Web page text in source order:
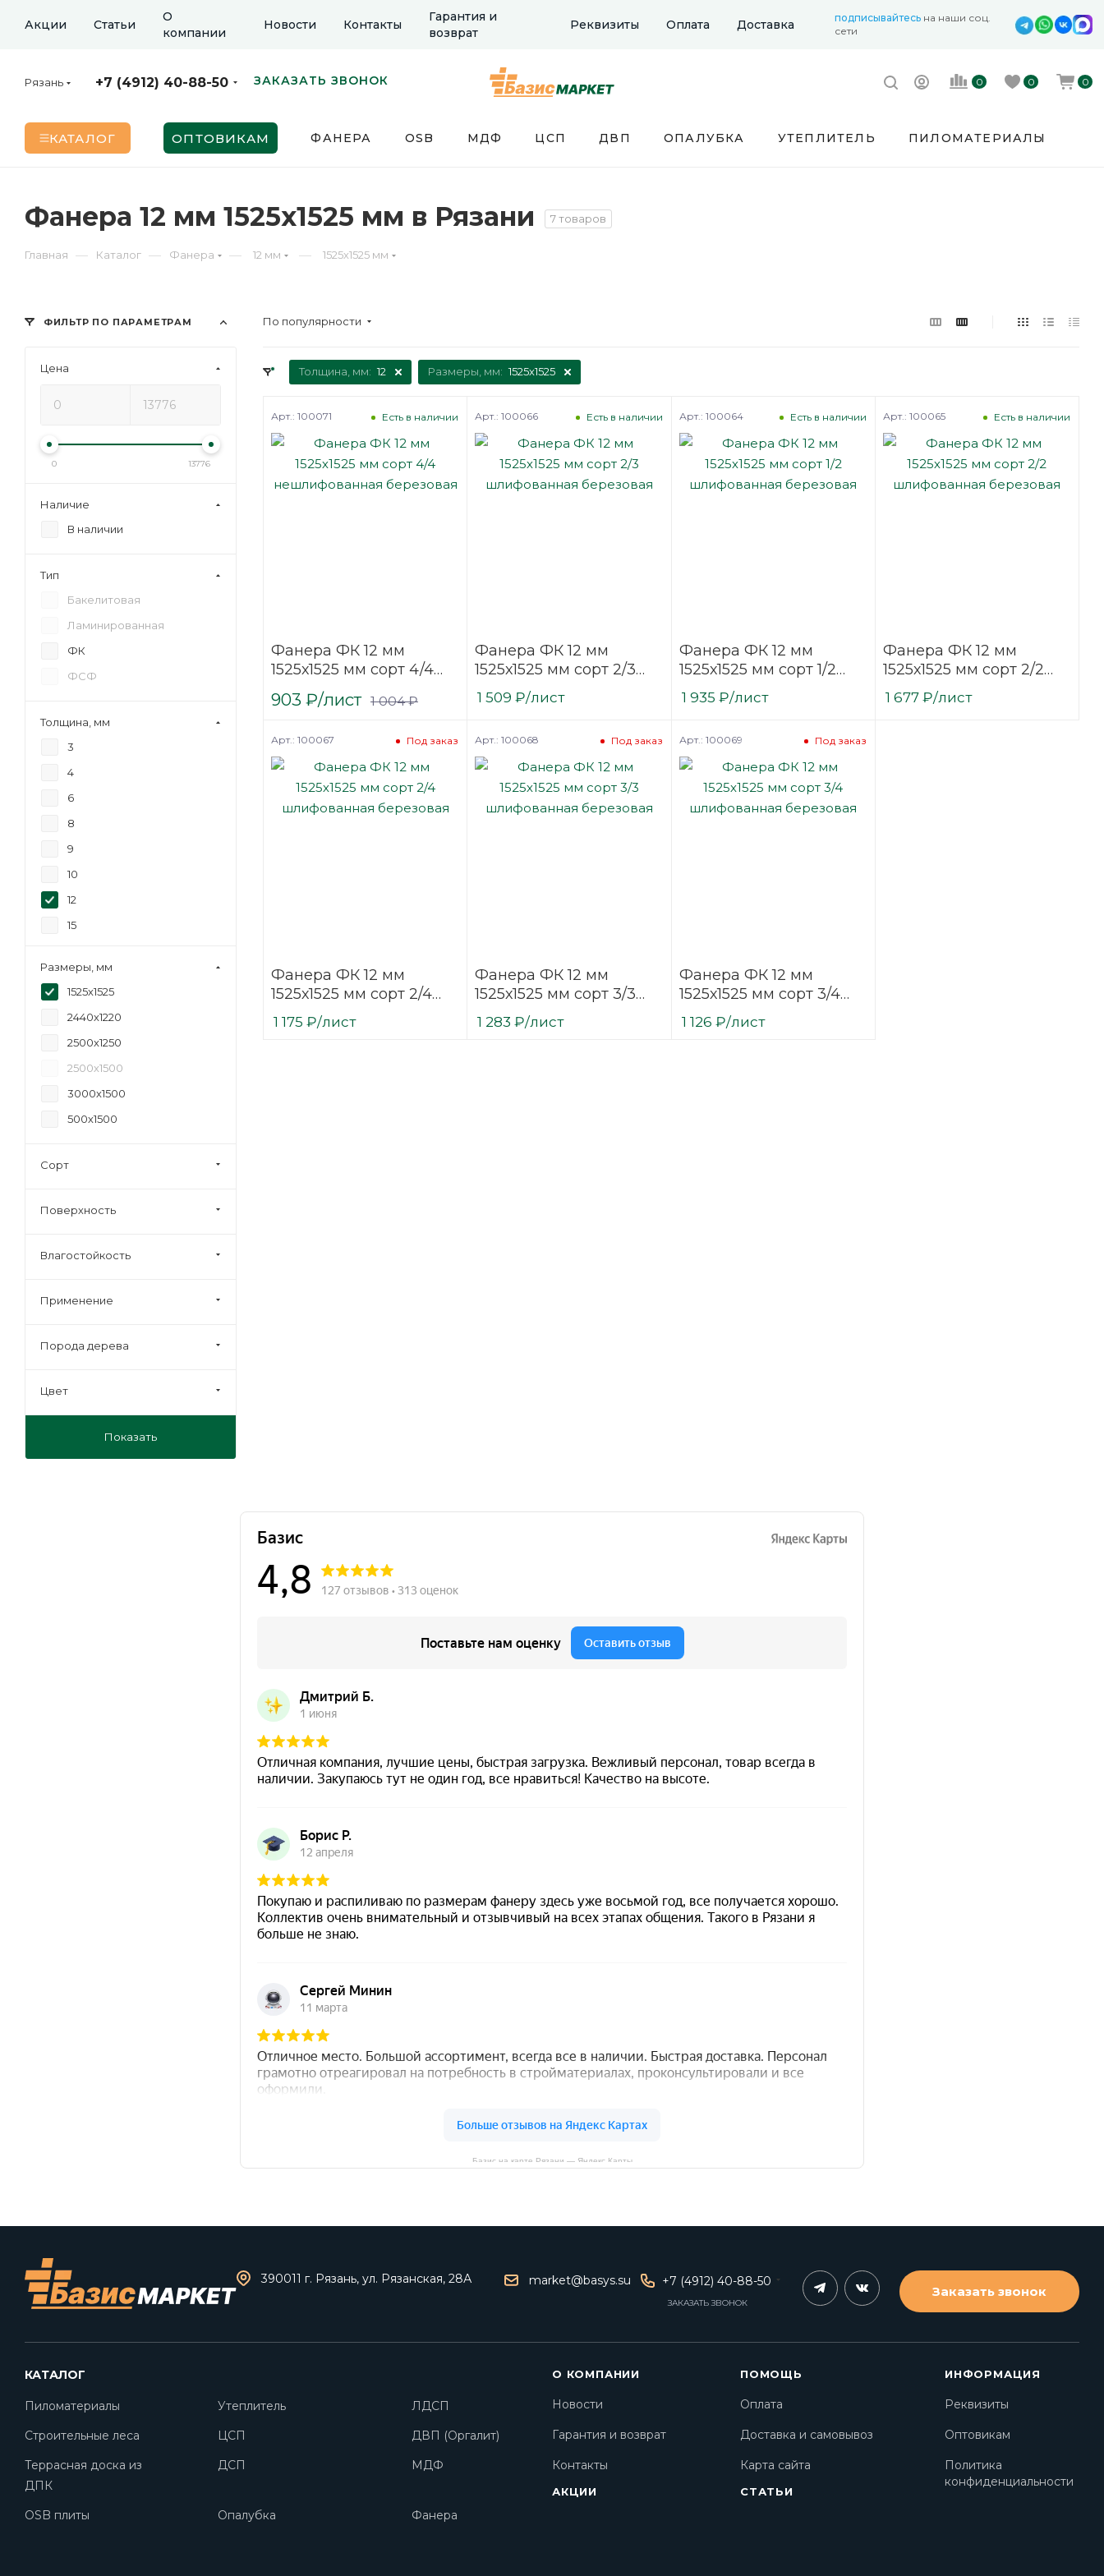
Акции Статьи
О
компании
Новости Контакты
Гарантия и
возврат
Реквизиты Оплата Доставка подписывайтесь на наши соц.
сети
Рязань +7 (4912) 40-88-50 ЗАКАЗАТЬ ЗВОНОК 0 0 0
КАТАЛОГ ОПТОВИКАМ ФАНЕРА OSB МДФ ЦСП ДВП ОПАЛУБКА УТЕПЛИТЕЛЬ ПИЛОМАТЕРИАЛЫ
Фанера 12 мм 1525х1525 мм в Рязани 7 товаров
Главная — Каталог — Фанера — 12 мм — 1525х1525 мм
По популярности
Толщина, мм: 12 Размеры, мм: 1525х1525
Фанера ФК 12 мм
1525х1525 мм сорт 4/4
нешлифованная
березовая
Есть в наличии
Арт.: 100071
903 ₽/лист 1 004₽
Фанера ФК 12 мм
1525х1525 мм сорт 2/3
шлифованная
березовая
Есть в наличии
Арт.: 100066
1 509 ₽/лист
Фанера ФК 12 мм
1525х1525 мм сорт 1/2
шлифованная
березовая
Есть в наличии
Арт.: 100064
1 935 ₽/лист
Фанера ФК 12 мм
1525х1525 мм сорт 2/2
шлифованная
березовая
Есть в наличии
Арт.: 100065
1 677₽/лист
Фанера ФК 12 мм
1525х1525 мм сорт 2/4
шлифованная
березовая
Под заказ
Арт.: 100067
1 175 ₽/лист
Фанера ФК 12 мм
1525х1525 мм сорт 3/3
шлифованная
березовая
Под заказ
Арт.: 100068
1 283 ₽/лист
Фанера ФК 12 мм
1525х1525 мм сорт 3/4
шлифованная
березовая
Под заказ
Арт.: 100069
1 126 ₽/лист
ФИЛЬТР ПО ПАРАМЕТРАМ
Цена
0 13776
Наличие
В наличии
Тип
Бакелитовая
Ламинированная
ФК
ФСФ
Толщина, мм
3
4
6
8
9
10
12
15
Размеры, мм
1525х1525
2440х1220
2500х1250
2500х1500
3000х1500
500х1500
Сорт
Поверхность
Влагостойкость
Применение
Порода дерева
Цвет
Показать
Базис на карте Рязани — Яндекс Карты
390011 г. Рязань, ул. Рязанская, 28А market@basys.su +7 (4912) 40-88-50
ЗАКАЗАТЬ ЗВОНОК
Заказать звонок
КАТАЛОГ
Пиломатериалы Утеплитель
ЛДСП
Строительные леса
ЦСП
ДВП (Оргалит)
Террасная доска из
ДПК
ДСП МДФ
OSB плиты Опалубка Фанера
О КОМПАНИИ
Новости
Гарантия и возврат
Контакты
АКЦИИ
ПОМОЩЬ
Оплата
Доставка и самовывоз
Карта сайта
СТАТЬИ
ИНФОРМАЦИЯ
Реквизиты
Оптовикам
Политика
конфиденциальности